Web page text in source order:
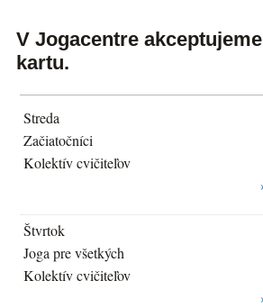
V Jogacentre akceptujeme
kartu.
Streda
Začiatočníci
Kolektív cvičiteľov
Štvrtok
Joga pre všetkých
Kolektív cvičiteľov